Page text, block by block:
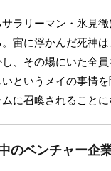
ラリーマン・氷見
宙に浮かんだ死神
、その場にいた全
というメイの事情
に召喚されることに
のベンチャー